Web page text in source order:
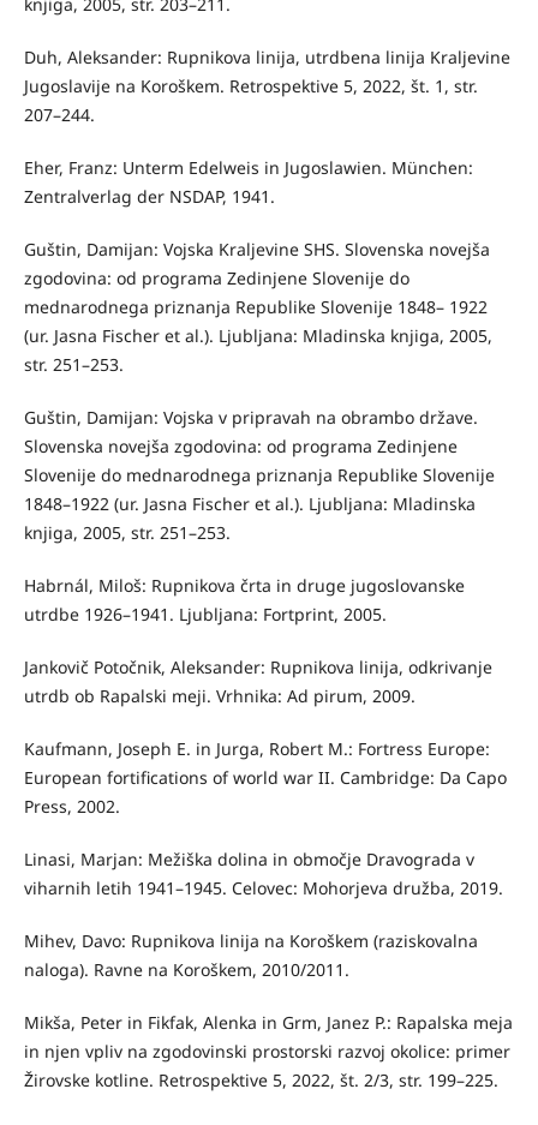
Duh, Aleksander: Rupnikova linija, utrdbena linija Kraljevine
Jugoslavije na Koroškem. Retrospektive 5, 2022, št. 1, str.
207–244.
Eher, Franz: Unterm Edelweis in Jugoslawien. München:
Zentralverlag der NSDAP, 1941.
Guštin, Damijan: Vojska Kraljevine SHS. Slovenska novejša
zgodovina: od programa Zedinjene Slovenije do
mednarodnega priznanja Republike Slovenije 1848– 1922
(ur. Jasna Fischer et al.). Ljubljana: Mladinska knjiga, 2005,
str. 251–253.
Guštin, Damijan: Vojska v pripravah na obrambo države.
Slovenska novejša zgodovina: od programa Zedinjene
Slovenije do mednarodnega priznanja Republike Slovenije
1848–1922 (ur. Jasna Fischer et al.). Ljubljana: Mladinska
knjiga, 2005, str. 251–253.
Habrnál, Miloš: Rupnikova črta in druge jugoslovanske
utrdbe 1926–1941. Ljubljana: Fortprint, 2005.
Jankovič Potočnik, Aleksander: Rupnikova linija, odkrivanje
utrdb ob Rapalski meji. Vrhnika: Ad pirum, 2009.
Kaufmann, Joseph E. in Jurga, Robert M.: Fortress Europe:
European fortifications of world war II. Cambridge: Da Capo
Press, 2002.
Linasi, Marjan: Mežiška dolina in območje Dravograda v
viharnih letih 1941–1945. Celovec: Mohorjeva družba, 2019.
Mihev, Davo: Rupnikova linija na Koroškem (raziskovalna
naloga). Ravne na Koroškem, 2010/2011.
Mikša, Peter in Fikfak, Alenka in Grm, Janez P.: Rapalska meja
in njen vpliv na zgodovinski prostorski razvoj okolice: primer
Žirovske kotline. Retrospektive 5, 2022, št. 2/3, str. 199–225.